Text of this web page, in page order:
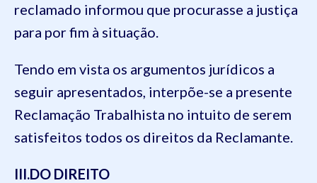
reclamado informou que procurasse a justiça
para por fim à situação.
Tendo em vista os argumentos jurídicos a
seguir apresentados, interpõe-se a presente
Reclamação Trabalhista no intuito de serem
satisfeitos todos os direitos da Reclamante.
III.DO DIREITO